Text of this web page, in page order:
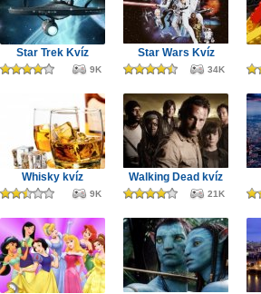
Star Trek Kvíz
9K
Star Wars Kvíz
34K
Whisky kvíz
9K
Walking Dead kvíz
21K